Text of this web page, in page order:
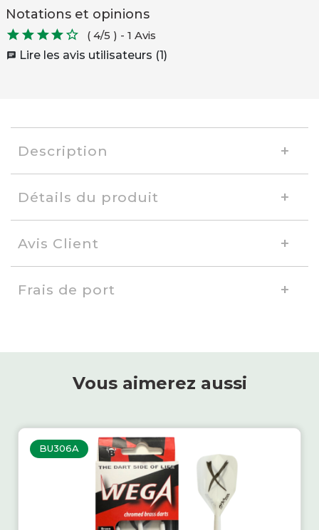
Notations et opinions
 ( 4/5 ) - 1 Avis
chat Lire les avis utilisateurs (1)
Description
Détails du produit
Avis Client
Frais de port
Vous aimerez aussi
BU306A